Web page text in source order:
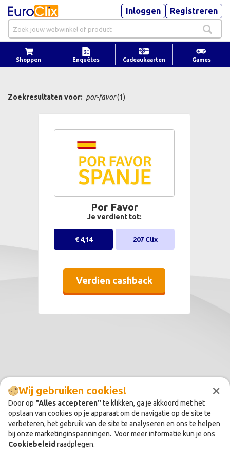
Inloggen Registreren
Shoppen Enquêtes Cadeaukaarten Games
×
Wij gebruiken cookies!
Door op "Alles accepteren"te klikken, ga je akkoord met het
opslaan van cookies op je apparaat om de navigatie op de site te
verbeteren, het gebruik van de site te analyseren en ons te helpen
bij onze marketinginspanningen. Voor meer informatie kun je ons
Cookiebeleid raadplegen.
Zoekresultaten voor: por-favor(1)
Por Favor
Je verdient tot:
€ 4,14 207 Clix
Verdien cashback